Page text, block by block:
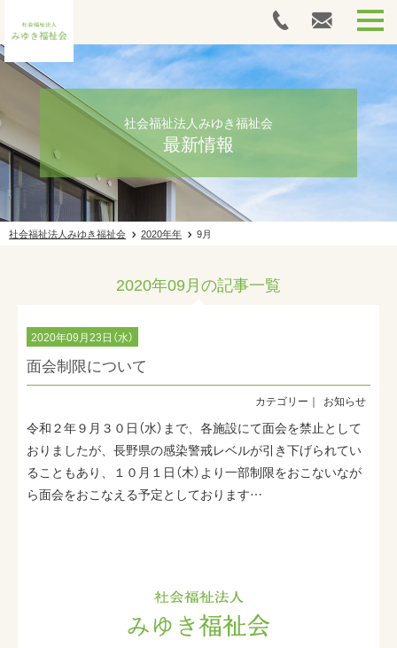
HOME
里山の家木島平
高社の家
施設ギャラリー
採用情報
法人案内
お問い合わせ
社会福祉法人みゆき福祉会
最新情報
社会福祉法人みゆき福祉会 2020年年 9月
2020年09月の記事一覧
2020年09月23日（水）
面会制限について
お知らせ
令和２年９月３０日（水）まで、各施設にて面会を禁止として
おりましたが、長野県の感染警戒レベルが引き下げられてい
ることもあり、１０月１日（木）より一部制限をおこないなが
ら面会をおこなえる予定としております…